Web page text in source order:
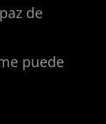
de
puede